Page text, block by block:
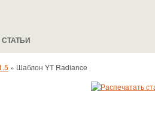
» Шаблон YT Radiance